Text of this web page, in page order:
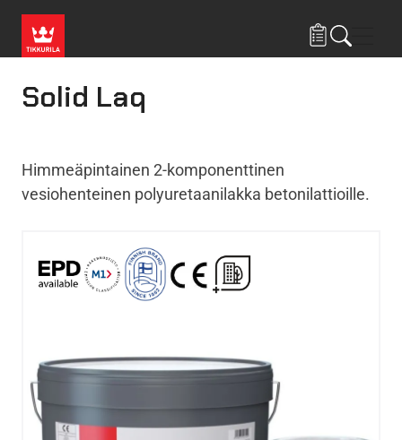
Solid Laq
Himmeäpintainen 2-komponenttinen
vesiohenteinen polyuretaanilakka betonilattioille.